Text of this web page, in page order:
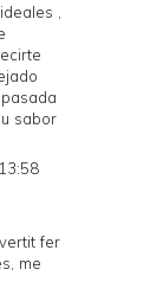
,
sabor
fer
me